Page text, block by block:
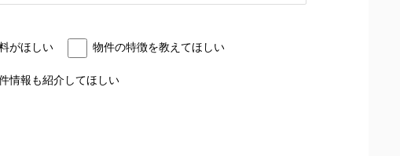
がほしい 物件の特徴を教えてほしい
情報も紹介してほしい